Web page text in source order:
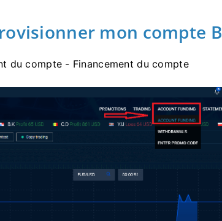
mon compte
du compte - Financement du compte